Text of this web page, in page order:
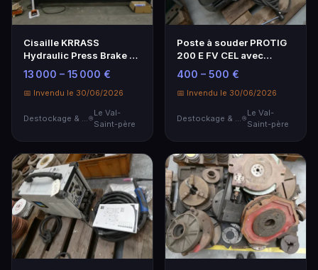
Cisaille KRRASS
Hydraulic Press Brake Q
C 11K-8X3200 - Machine
de 2025
13 000 – 15 000 €
📅 Invendu le 30/06/2026
Le Val-
Saint-père
Poste à souder PROTIG
200 E FV CEL avec
torche et valise
400 – 500 €
📅 Invendu le 30/06/2026
Le Val-
Saint-père